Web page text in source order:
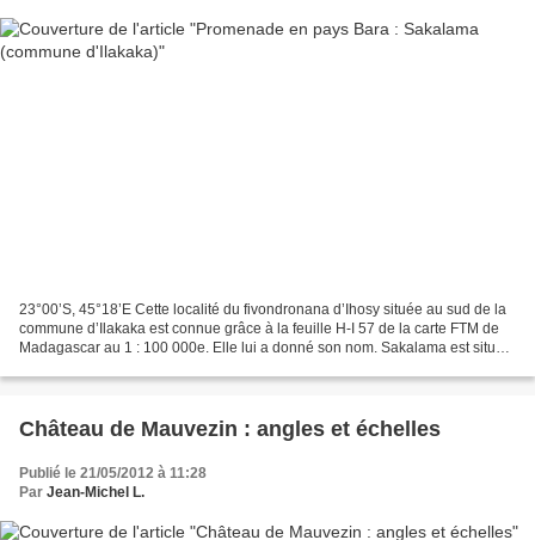
23°00’S, 45°18’E Cette localité du fivondronana d’Ihosy située au sud de la
commune d’Ilakaka est connue grâce à la feuille H-I 57 de la carte FTM de
Madagascar au 1 : 100 000e. Elle lui a donné son nom. Sakalama est située
Château de Mauvezin : angles et échelles
Publié le 21/05/2012 à 11:28
Par Jean-Michel L.